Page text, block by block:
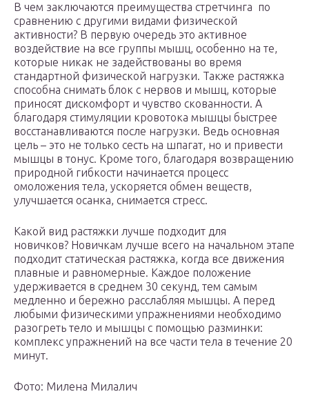
В чем заключаются преимущества стретчинга по
сравнению с другими видами физической
активности? В первую очередь это активное
воздействие на все группы мышц, особенно на те,
которые никак не задействованы во время
стандартной физической нагрузки. Также растяжка
способна снимать блок с нервов и мышц, которые
приносят дискомфорт и чувство скованности. А
благодаря стимуляции кровотока мышцы быстрее
восстанавливаются после нагрузки. Ведь основная
цель – это не только сесть на шпагат, но и привести
мышцы в тонус. Кроме того, благодаря возвращению
природной гибкости начинается процесс
омоложения тела, ускоряется обмен веществ,
улучшается осанка, снимается стресс.
Какой вид растяжки лучше подходит для
новичков? Новичкам лучше всего на начальном этапе
подходит статическая растяжка, когда все движения
плавные и равномерные. Каждое положение
удерживается в среднем 30 секунд, тем самым
медленно и бережно расслабляя мышцы. А перед
любыми физическими упражнениями необходимо
разогреть тело и мышцы с помощью разминки:
комплекс упражнений на все части тела в течение 20
минут.
Фото: Милена Милалич